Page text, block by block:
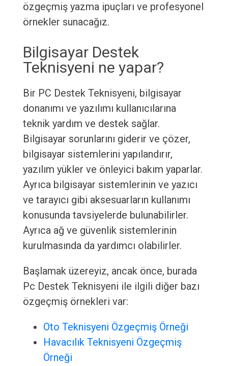
özgeçmiş yazma ipuçları ve profesyonel
örnekler sunacağız.
Bilgisayar Destek
Teknisyeni ne yapar?
Bir PC Destek Teknisyeni, bilgisayar
donanımı ve yazılımı kullanıcılarına
teknik yardım ve destek sağlar.
Bilgisayar sorunlarını giderir ve çözer,
bilgisayar sistemlerini yapılandırır,
yazılım yükler ve önleyici bakım yaparlar.
Ayrıca bilgisayar sistemlerinin ve yazıcı
ve tarayıcı gibi aksesuarların kullanımı
konusunda tavsiyelerde bulunabilirler.
Ayrıca ağ ve güvenlik sistemlerinin
kurulmasında da yardımcı olabilirler.
Başlamak üzereyiz, ancak önce, burada
Pc Destek Teknisyeni ile ilgili diğer bazı
özgeçmiş örnekleri var:
Oto Teknisyeni Özgeçmiş Örneği
Havacılık Teknisyeni Özgeçmiş
Örneği